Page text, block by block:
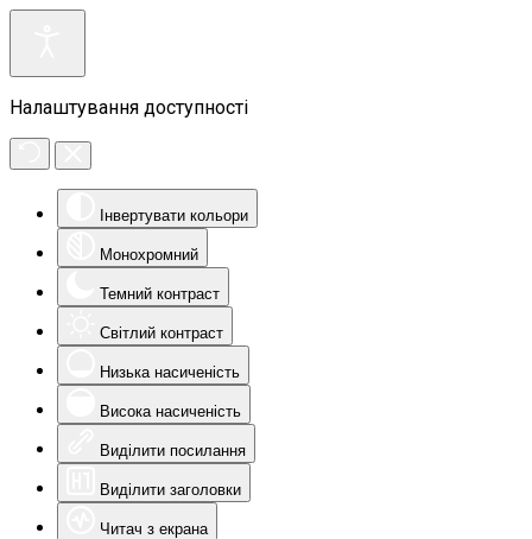
Налаштування доступності
Інвертувати кольори
Монохромний
Темний контраст
Світлий контраст
Низька насиченість
Висока насиченість
Виділити посилання
Виділити заголовки
Читач з екрана